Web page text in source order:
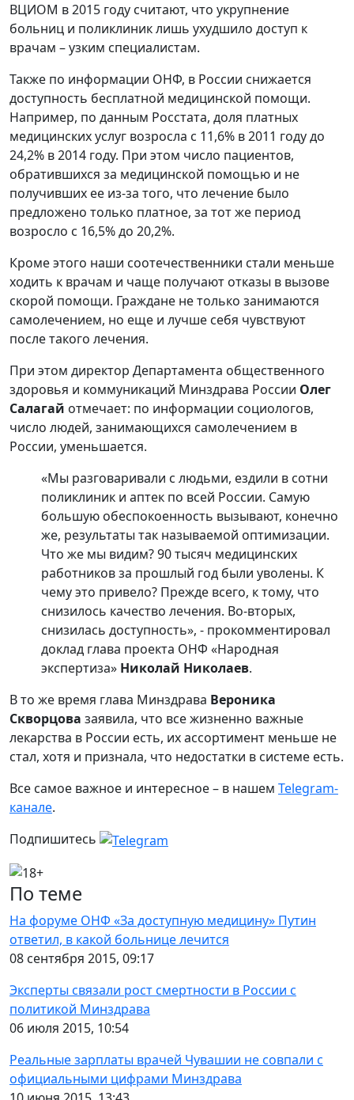
ВЦИОМ в 2015 году считают, что укрупнение
больниц и поликлиник лишь ухудшило доступ к
врачам – узким специалистам.
Также по информации ОНФ, в России снижается
доступность бесплатной медицинской помощи.
Например, по данным Росстата, доля платных
медицинских услуг возросла с 11,6% в 2011 году до
24,2% в 2014 году. При этом число пациентов,
обратившихся за медицинской помощью и не
получивших ее из-за того, что лечение было
предложено только платное, за тот же период
возросло с 16,5% до 20,2%.
Кроме этого наши соотечественники стали меньше
ходить к врачам и чаще получают отказы в вызове
скорой помощи. Граждане не только занимаются
самолечением, но еще и лучше себя чувствуют
после такого лечения.
При этом директор Департамента общественного
здоровья и коммуникаций Минздрава России Олег
Салагай отмечает: по информации социологов,
число людей, занимающихся самолечением в
России, уменьшается.
«Мы разговаривали с людьми, ездили в сотни
поликлиник и аптек по всей России. Самую
большую обеспокоенность вызывают, конечно
же, результаты так называемой оптимизации.
Что же мы видим? 90 тысяч медицинских
работников за прошлый год были уволены. К
чему это привело? Прежде всего, к тому, что
снизилось качество лечения. Во-вторых,
снизилась доступность», - прокомментировал
доклад глава проекта ОНФ «Народная
экспертиза» Николай Николаев.
В то же время глава Минздрава Вероника
Скворцова заявила, что все жизненно важные
лекарства в России есть, их ассортимент меньше не
стал, хотя и признала, что недостатки в системе есть.
Все самое важное и интересное – в нашем Telegram-
канале.
Подпишитесь
По теме
На форуме ОНФ «За доступную медицину» Путин
ответил, в какой больнице лечится
08 сентября 2015, 09:17
Эксперты связали рост смертности в России с
политикой Минздрава
06 июля 2015, 10:54
Реальные зарплаты врачей Чувашии не совпали с
официальными цифрами Минздрава